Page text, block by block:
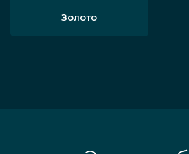
Золото